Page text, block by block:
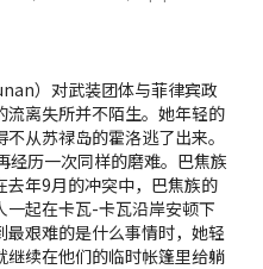
）对武装团体与菲律宾政
离失所并不陌生。她年轻的
从苏禄岛的霍洛逃了出来。
经历一次同样的磨难。巴焦族
年9月的冲突中，巴焦族的
一起在卡瓦-卡瓦沿岸安顿下
艰难的是什么事情时，她轻
续在他们的临时帐篷里给躺